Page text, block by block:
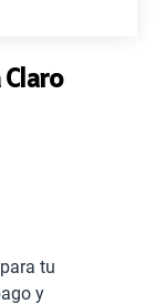
para ti
todo el Perú y el